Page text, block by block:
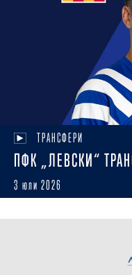
ТРАНСФЕРИ
ПФК „ЛЕВСКИ“
3 юли 2026